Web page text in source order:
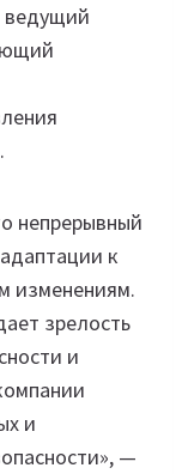
ведущий
непрерывный
к
изменениям.
зрелость
и
и
—